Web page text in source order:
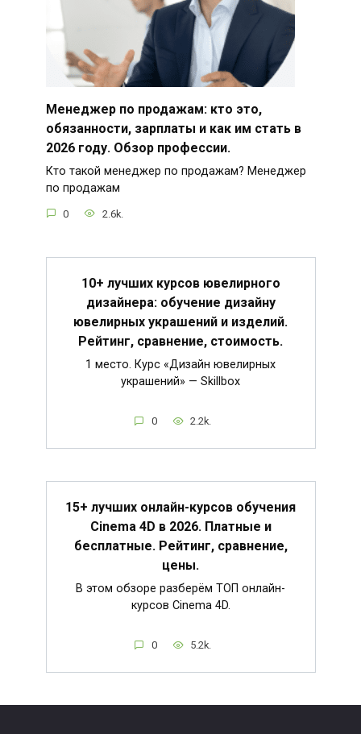
Менеджер по продажам: кто это,
обязанности, зарплаты и как им стать в
2026 году. Обзор профессии.
Кто такой менеджер по продажам? Менеджер
по продажам
0 2.6k.
10+ лучших курсов ювелирного
дизайнера: обучение дизайну
ювелирных украшений и изделий.
Рейтинг, сравнение, стоимость.
1 место. Курс «Дизайн ювелирных
украшений» — Skillbox
0 2.2k.
15+ лучших онлайн-курсов обучения
Cinema 4D в 2026. Платные и
бесплатные. Рейтинг, сравнение,
цены.
В этом обзоре разберём ТОП онлайн-
курсов Cinema 4D.
0 5.2k.